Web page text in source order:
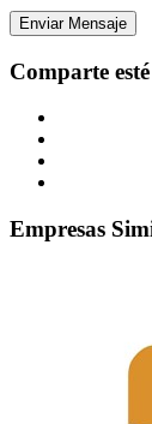
Enviar Mensaje
Comparte
Empresas